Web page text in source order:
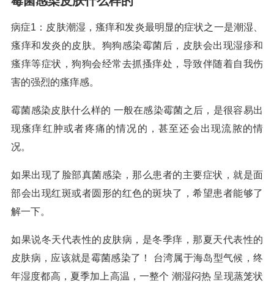
病症1：皮肤潮湿，瘙痒和发炎最明显的症状之一是潮湿、
瘙痒和发炎的皮肤。狗狗感染霉菌后，皮肤会出现湿疹和
瘙痒等症状，狗狗会经常去抓搔痒处，导致伴随着自我伤
害的强烈的瘙痒感。
霉菌感染皮肤什么样的 一般在感染霉菌之后，是很容易出
现瘙痒红肿或者疼痛的情况的，甚至还会出现流脓的情
况。
如果出现了脸部真菌感染，那么患者的主要症状，就是面
部会出现红斑或者圆形的红色的斑块了，希望患者能够了
解一下。
如果说冬天代表性的皮肤病，是冬季痒，那夏天代表性的
皮肤病，应该就是霉菌感染了！ 台湾属于海岛型气候，终
年湿度都高，夏季加上高温，一整个 潮湿闷热 呈现蒸笼状